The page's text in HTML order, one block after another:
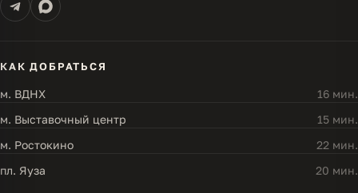
КАК ДОБРАТЬСЯ
м. ВДНХ
16 мин.
м. Выставочный центр
15 мин.
м. Ростокино
22 мин.
пл. Яуза
20 мин.